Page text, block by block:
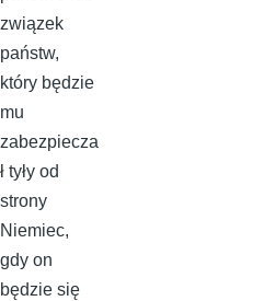
związek
państw,
który będzie
mu
zabezpiecza
ł tyły od
strony
Niemiec,
gdy on
będzie się